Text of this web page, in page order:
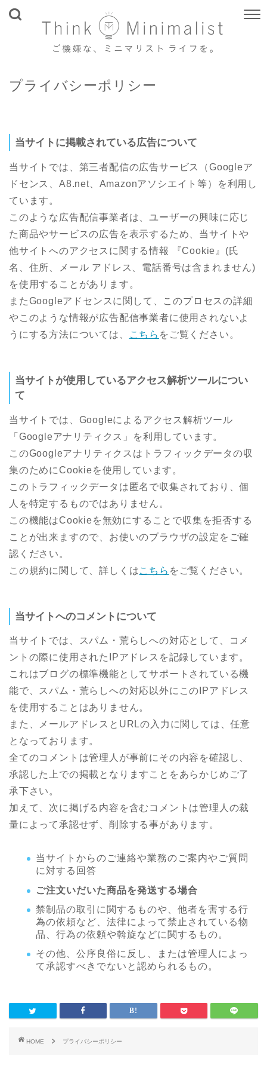
プライバシーポリシー
当サイトに掲載されている広告について
当サイトでは、第三者配信の広告サービス（Googleア
ドセンス、A8.net、Amazonアソシエイト等）を利用し
ています。
このような広告配信事業者は、ユーザーの興味に応じ
た商品やサービスの広告を表示するため、当サイトや
他サイトへのアクセスに関する情報 『Cookie』(氏
名、住所、メール アドレス、電話番号は含まれません)
を使用することがあります。
またGoogleアドセンスに関して、このプロセスの詳細
やこのような情報が広告配信事業者に使用されないよ
うにする方法については、
こちら をご覧ください。
当サイトが使用しているアクセス解析ツールについ
て
当サイトでは、Googleによるアクセス解析ツール
「Googleアナリティクス」を利用しています。
このGoogleアナリティクスはトラフィックデータの収
集のためにCookieを使用しています。
このトラフィックデータは匿名で収集されており、個
人を特定するものではありません。
この機能はCookieを無効にすることで収集を拒否する
ことが出来ますので、お使いのブラウザの設定をご確
認ください。
この規約に関して、詳しくはこちら をご覧ください。
当サイトへのコメントについて
当サイトでは、スパム・荒らしへの対応として、コメ
ントの際に使用されたIPアドレスを記録しています。
これはブログの標準機能としてサポートされている機
能で、スパム・荒らしへの対応以外にこのIPアドレス
を使用することはありません。
また、メールアドレスとURLの入力に関しては、任意
となっております。
全てのコメントは管理人が事前にその内容を確認し、
承認した上での掲載となりますことをあらかじめご了
承下さい。
加えて、次に掲げる内容を含むコメントは管理人の裁
量によって承認せず、削除する事があります。
当サイトからのご連絡や業務のご案内やご質問
に対する回答
ご注文いだいた商品を発送する場合
禁制品の取引に関するものや、他者を害する行
為の依頼など、法律によって禁止されている物
品、行為の依頼や斡旋などに関するもの。
その他、公序良俗に反し、または管理人によっ
て承認すべきでないと認められるもの。
HOME プライバシーポリシー